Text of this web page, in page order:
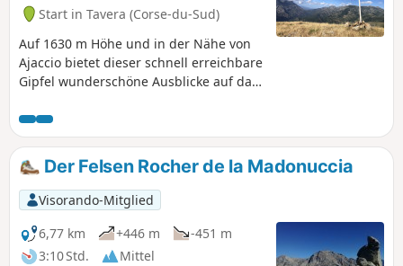
Start in Tavera (Corse-du-Sud)
Auf 1630 m Höhe und in der Nähe von
Ajaccio bietet dieser schnell erreichbare
Gipfel wunderschöne Ausblicke auf das
direkten Route zum Gipfel vom Col de
Scalella aus sollten Sie lieber die
längere und sanftere Rundwanderung
mit ihren wunderschönen Landschaften
wählen.
Der Felsen Rocher de la Madonuccia
Visorando-Mitglied
6,77 km
+446 m
-451 m
3:10 Std.
Mittel